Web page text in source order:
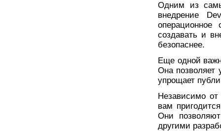
Одним из
внедрение
операционное
создавать и
безопаснее.
Еще одной
Она позволяет
упрощает
Независимо от
вам
Они
другими